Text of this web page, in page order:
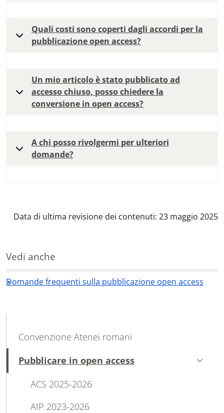
Quali costi sono coperti dagli accordi per la
pubblicazione open access?
Un mio articolo è stato pubblicato ad
accesso chiuso, posso chiedere la
conversione in open access?
A chi posso rivolgermi per ulteriori
domande?
Data di ultima revisione dei contenuti: 23 maggio 2025
Vedi anche
Domande frequenti sulla pubblicazione open access
MAIN NAVIGATION
Convenzione Atenei romani
Pubblicare in open access
Attivo
ACS 2025-2026
AIP 2023-2026